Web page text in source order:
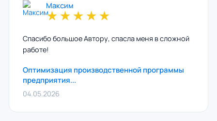
Максим
★★★★★
Спасибо большое Автору, спасла меня в сложной
работе!
Оптимизация производственной программы
предприятия...
04.05.2026